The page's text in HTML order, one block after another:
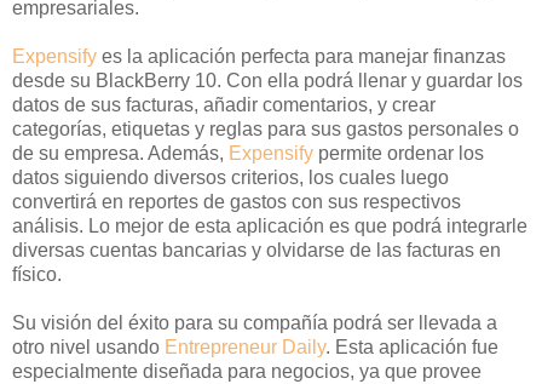
empresariales.
Expensify es la aplicación perfecta para manejar finanzas
desde su BlackBerry 10. Con ella podrá llenar y guardar los
datos de sus facturas, añadir comentarios, y crear
categorías, etiquetas y reglas para sus gastos personales o
de su empresa. Además, Expensify permite ordenar los
datos siguiendo diversos criterios, los cuales luego
convertirá en reportes de gastos con sus respectivos
análisis. Lo mejor de esta aplicación es que podrá integrarle
diversas cuentas bancarias y olvidarse de las facturas en
físico.
Su visión del éxito para su compañía podrá ser llevada a
otro nivel usando Entrepreneur Daily. Esta aplicación fue
especialmente diseñada para negocios, ya que provee